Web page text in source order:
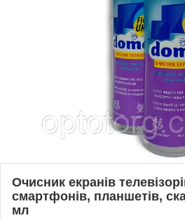
Очисник екранів
смартфонів, планшетів,
мл